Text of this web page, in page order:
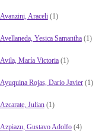
Avanzini, Araceli(1)
Avellaneda, Yesica Samantha(1)
Avila, María Victoria(1)
Ayuquina Rojas, Dario Javier(1)
Azcarate, Julian(1)
Azpiazu, Gustavo Adolfo(4)